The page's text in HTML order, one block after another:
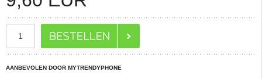
AANBEVOLEN DOOR MYTRENDYPHONE